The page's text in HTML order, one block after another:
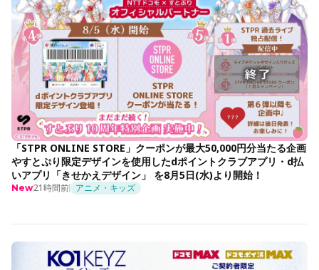
「STPR ONLINE STORE」クーポンが最大50,000円分当たる企画
やすとぷり限定デザインを使用したdポイントクラブアプリ・d払
いアプリ「きせかえデザイン」 を8月5日(水)より開始！
New21時間前 アニメ・キッズ